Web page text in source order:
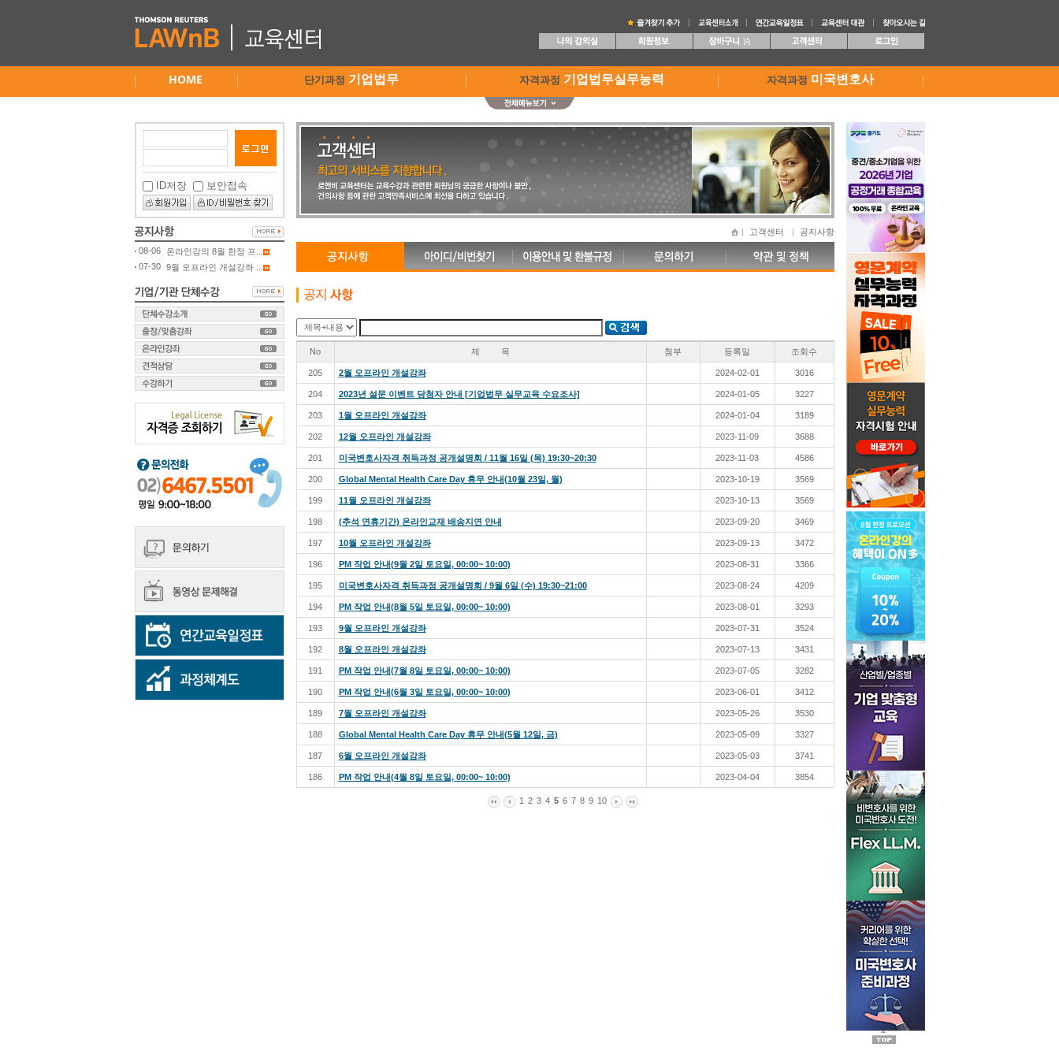
HOME 단기과정 기업법무 자격과정 기업법무실무능력 자격과정 미국변호사
ID저장 보안접속
08-06
온라인강의 8월 한정 프...
07-30
9월 오프라인 개설강좌 ...
고객센터 공지사항
No 제 목 첨부 등록일 조회수
205 2월 오프라인 개설강좌 2024-02-01 3016
204 2023년 설문 이벤트 당첨자 안내 [기업법무 실무교육 수요조사] 2024-01-05 3227
203 1월 오프라인 개설강좌 2024-01-04 3189
202 12월 오프라인 개설강좌 2023-11-09 3688
201 미국변호사자격 취득과정 공개설명회 / 11월 16일 (목) 19:30~20:30 2023-11-03 4586
200 Global Mental Health Care Day 휴무 안내(10월 23일, 월) 2023-10-19 3569
199 11월 오프라인 개설강좌 2023-10-13 3569
198 (추석 연휴기간) 온라인교재 배송지연 안내 2023-09-20 3469
197 10월 오프라인 개설강좌 2023-09-13 3472
196 PM 작업 안내(9월 2일 토요일, 00:00~ 10:00) 2023-08-31 3366
195 미국변호사자격 취득과정 공개설명회 / 9월 6일 (수) 19:30~21:00 2023-08-24 4209
194 PM 작업 안내(8월 5일 토요일, 00:00~ 10:00) 2023-08-01 3293
193 9월 오프라인 개설강좌 2023-07-31 3524
192 8월 오프라인 개설강좌 2023-07-13 3431
191 PM 작업 안내(7월 8일 토요일, 00:00~ 10:00) 2023-07-05 3282
190 PM 작업 안내(6월 3일 토요일, 00:00~ 10:00) 2023-06-01 3412
189 7월 오프라인 개설강좌 2023-05-26 3530
188 Global Mental Health Care Day 휴무 안내(5월 12일, 금) 2023-05-09 3327
187 6월 오프라인 개설강좌 2023-05-03 3741
186 PM 작업 안내(4월 8일 토요일, 00:00~ 10:00) 2023-04-04 3854
1 2 3 4 5 6 7 8 9 10